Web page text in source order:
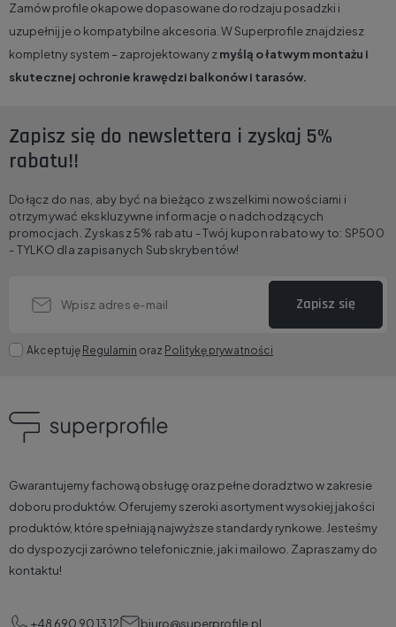
Zamów profile okapowe dopasowane do rodzaju posadzki i
uzupełnij je o kompatybilne akcesoria. W Superprofile znajdziesz
kompletny system – zaprojektowany zmyślą o łatwym montażu i
skutecznej ochronie krawędzi balkonów i tarasów.
Zapisz się do newslettera i zyskaj 5%
rabatu!!
Dołącz do nas, aby być na bieżąco z wszelkimi nowościami i
otrzymywać ekskluzywne informacje o nadchodzących
promocjach. Zyskasz 5% rabatu - Twój kupon rabatowy to: SP500
- TYLKO dla zapisanych Subskrybentów!
Zapisz się
Akceptuję Regulamin oraz Politykę prywatności
Gwarantujemy fachową obsługę oraz pełne doradztwo w zakresie
doboru produktów. Oferujemy szeroki asortyment wysokiej jakości
produktów, które spełniają najwyższe standardy rynkowe. Jesteśmy
do dyspozycji zarówno telefonicznie, jak i mailowo. Zapraszamy do
kontaktu!
+48 690 90 13 12 biuro@superprofile.pl